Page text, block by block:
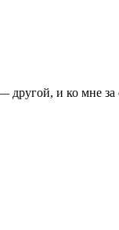
и ко мне за